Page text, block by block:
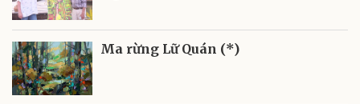
Ma rừng Lữ Quán (*)